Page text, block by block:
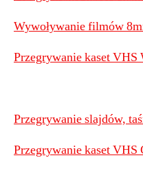
Wywoływanie filmów
Przegrywanie kaset VHS
Przegrywanie slajdów,
Przegrywanie kaset VHS